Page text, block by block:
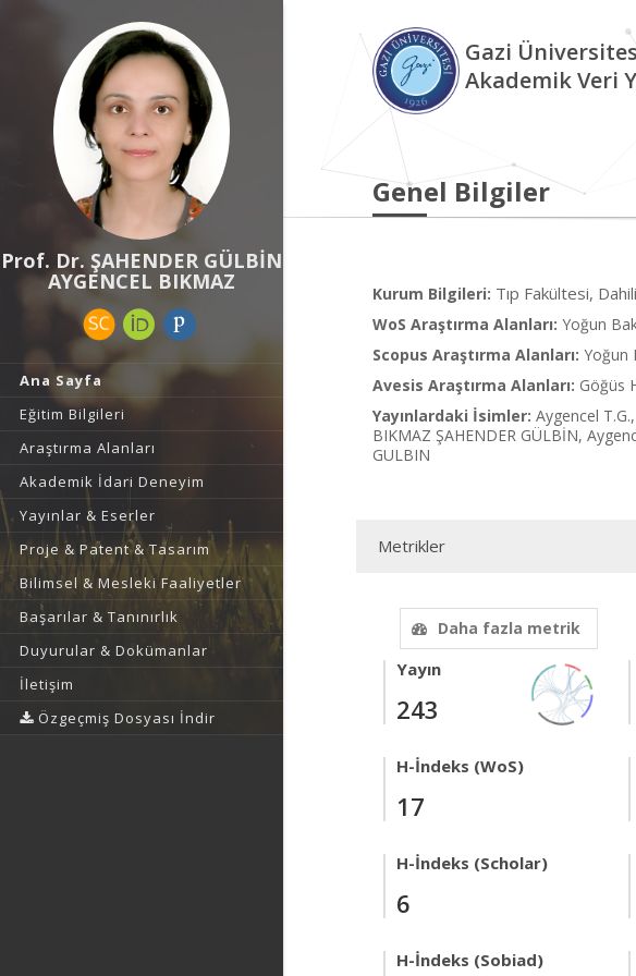
Prof. Dr. ŞAHENDER GÜLBİN
AYGENCEL BIKMAZ
Ana Sayfa
Eğitim Bilgileri
Araştırma Alanları
Akademik İdari Deneyim
Yayınlar & Eserler
Proje & Patent & Tasarım
Bilimsel & Mesleki Faaliyetler
Başarılar & Tanınırlık
Duyurular & Dokümanlar
İletişim
Özgeçmiş Dosyası İndir
Gazi
Akademik Veri
Genel Bilgiler
Kurum Bilgileri: Tıp Fakültesi,
WoS Araştırma Alanları: Yoğun
Scopus Araştırma Alanları: Yoğun
Avesis Araştırma Alanları: Göğüs
Yayınlardaki İsimler: Aygencel
BIKMAZ ŞAHENDER GÜLBİN,
GULBIN
Metrikler
Daha fazla metrik
Yayın
243
H-İndeks (WoS)
17
H-İndeks (Scholar)
6
H-İndeks (Sobiad)